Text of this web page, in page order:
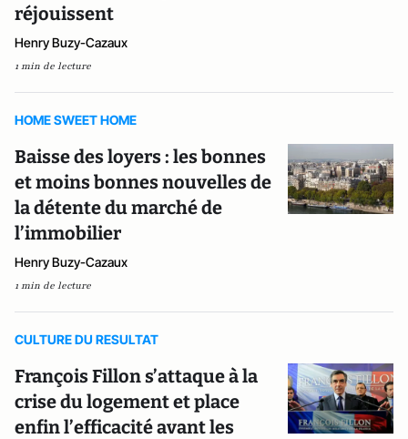
réjouissent
Henry Buzy-Cazaux
1 min de lecture
HOME SWEET HOME
Baisse des loyers : les bonnes
et moins bonnes nouvelles de
la détente du marché de
l’immobilier
Henry Buzy-Cazaux
1 min de lecture
CULTURE DU RESULTAT
François Fillon s’attaque à la
crise du logement et place
enfin l’efficacité avant les